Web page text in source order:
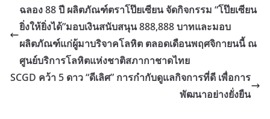
ฉลอง 88 ปี ผลิตภัณฑ์ตราโป๊ยเซียน จัดกิจกรรม “โป๊ยเซียน
ยิ่งให้ยิ่งได้”มอบเงินสนับสนุน 888,888 บาทและมอบ
ผลิตภัณฑ์แก่ผู้มาบริจาคโลหิต ตลอดเดือนพฤศจิกายนนี้ ณ
ศูนย์บริการโลหิตแห่งชาติสภากาชาดไทย
SCGD คว้า 5 ดาว “ดีเลิศ” การกำกับดูแลกิจการที่ดี เพื่อการ
พัฒนาอย่างยั่งยืน